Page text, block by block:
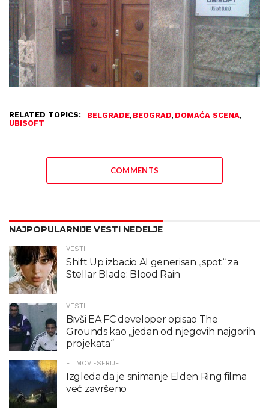
RELATED TOPICS: BELGRADE, BEOGRAD, DOMAĆA SCENA,
UBISOFT
COMMENTS
NAJPOPULARNIJE VESTI NEDELJE
VESTI
Shift Up izbacio AI generisan „spot“ za
Stellar Blade: Blood Rain
VESTI
Bivši EA FC developer opisao The
Grounds kao „jedan od njegovih najgorih
projekata“
FILMOVI-SERIJE
Izgleda da je snimanje Elden Ring filma
već završeno